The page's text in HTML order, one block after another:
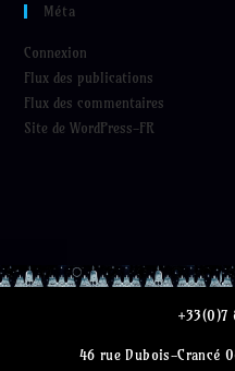
Méta
Connexion
Flux des publications
Flux des commentaires
Site de WordPress-FR
+33(0)7
46 rue Dubois-Crancé